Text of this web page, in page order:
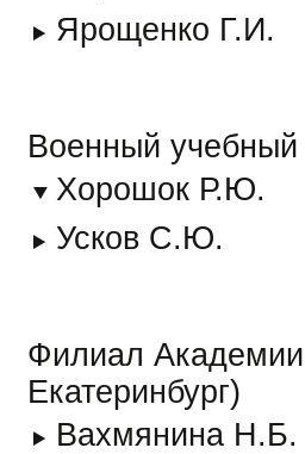
Ярощенко Г.И.
Военный учебный
Хорошок Р.Ю.
Усков С.Ю.
Филиал Академии
Екатеринбург)
Вахмянина Н.Б.